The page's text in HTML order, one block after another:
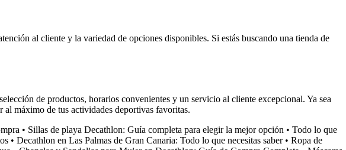
al cliente y la variedad de opciones disponibles. Si estás buscando una tienda de
de productos, horarios convenientes y un servicio al cliente excepcional. Ya sea
al máximo de tus actividades deportivas favoritas.
• Sillas de playa Decathlon: Guía completa para elegir la mejor opción • Todo lo que
• Decathlon en Las Palmas de Gran Canaria: Todo lo que necesitas saber• Ropa de